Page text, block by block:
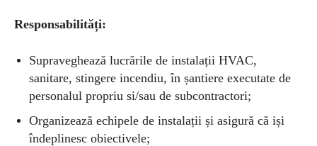
Responsabilități:
Supraveghează lucrările de instalații HVAC,
sanitare, stingere incendiu, în șantiere executate de
personalul propriu si/sau de subcontractori;
Organizează echipele de instalații și asigură că iși
îndeplinesc obiectivele;